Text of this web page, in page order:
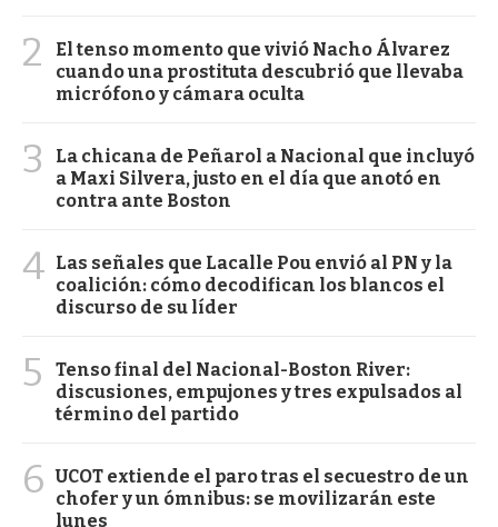
2
El tenso momento que vivió Nacho Álvarez
cuando una prostituta descubrió que llevaba
micrófono y cámara oculta
3
La chicana de Peñarol a Nacional que incluyó
a Maxi Silvera, justo en el día que anotó en
contra ante Boston
4 Las señales que Lacalle Pou envió al PN y la
coalición: cómo decodifican los blancos el
discurso de su líder
5
Tenso final del Nacional-Boston River:
discusiones, empujones y tres expulsados al
término del partido
6 UCOT extiende el paro tras el secuestro de un
chofer y un ómnibus: se movilizarán este
lunes